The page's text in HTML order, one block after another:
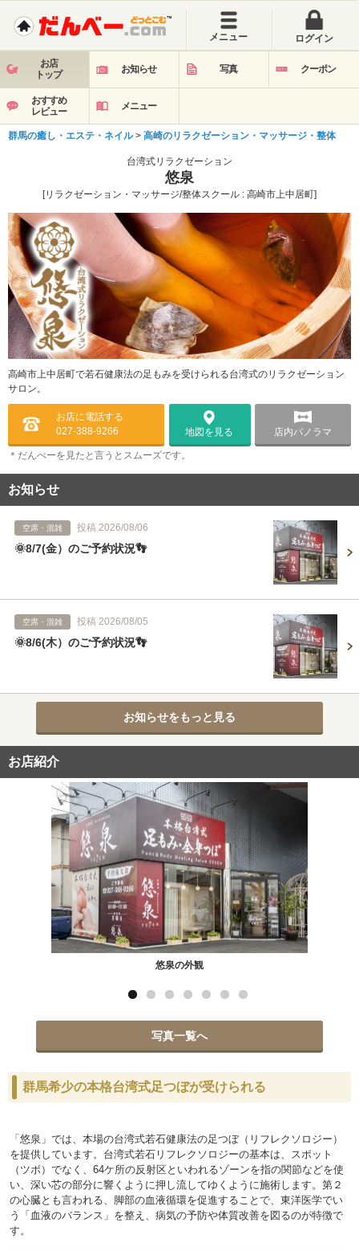
メニュー ログイン
お店
トップ
お知らせ 写真 クーポン
おすすめ
レビュー
メニュー
群馬の癒し・エステ・ネイル> 高崎のリラクゼーション・マッサージ・整体
台湾式リラクゼーション
悠泉
[リラクゼーション・マッサージ/整体スクール : 高崎市上中居町]
高崎市上中居町で若石健康法の足もみを受けられる台湾式のリラクゼーション
サロン。
お店に電話する
027-388-9266
地図を見る 店内パノラマ
＊だんべーを見たと言うとスムーズです。
お知らせ
空席・混雑 投稿 2026/08/06
🌞8/7(金）のご予約状況👣
空席・混雑 投稿 2026/08/05
🌞8/6(木）のご予約状況👣
お知らせをもっと見る
お店紹介
悠泉の外観
写真一覧へ
群馬希少の本格台湾式足つぼが受けられる
「悠泉」では、本場の台湾式若石健康法の足つぼ（リフレクソロジー）
を提供しています。台湾式若石リフレクソロジーの基本は、スポット
（ツボ）でなく、64ケ所の反射区といわれるゾーンを指の関節などを使
い、深い芯の部分に響くように押し流してゆくように施術します。第２
の心臓とも言われる、脚部の血液循環を促進することで、東洋医学でい
う「血液のバランス」を整え、病気の予防や体質改善を図るのが特徴で
す。